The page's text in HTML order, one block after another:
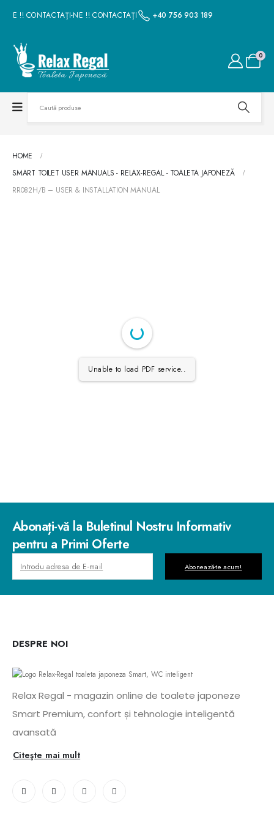
NE !! CONTACTAȚI-NE !! CONTACTAȚI-NE !! CONTACTAȚI-NE !!
+40 756 903 189
0
HOME
SMART TOILET USER MANUALS - RELAX-REGAL - TOALETA JAPONEZĂ
RR082H/B – USER & INSTALLATION MANUAL
Unable to load PDF service..
Abonați-vă la Buletinul Nostru Informativ
pentru a Primi Oferte
Abonează-te acum!
DESPRE NOI
Relax Regal - magazin online de toalete japoneze
Smart Premium, confort și tehnologie inteligentă
avansată
Citeşte mai mult